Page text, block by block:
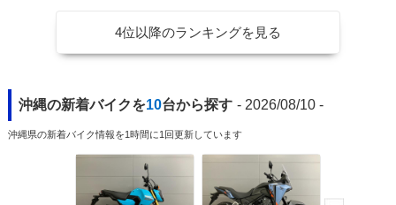
4位以降のランキングを見る
沖縄の新着バイクを10台から探す - 2026/08/10 -
沖縄県の新着バイク情報を1時間に1回更新しています